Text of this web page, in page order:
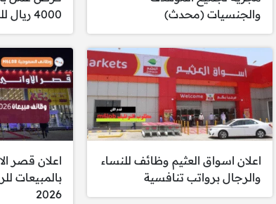
والجنسيات (محدث)
اعلان اسواق العثيم وظائف للنساء
والرجال برواتب تنافسية
4000 ريال للرجال والنساء
اعلان قصر
بالمبيعات
2026